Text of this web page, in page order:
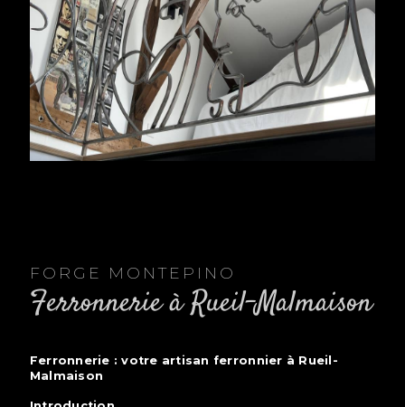
FORGE MONTEPINO
ferronnerie à Rueil-Malmaison
ferronnerie : votre artisan ferronnier à Rueil-
Malmaison